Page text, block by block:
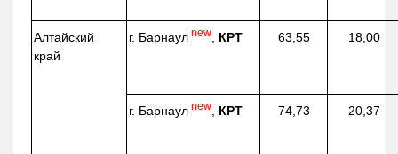
Алтайский
край
г. Барнаул new КРТ 63,55 18,00
г. Барнаул new КРТ 74,73 20,37